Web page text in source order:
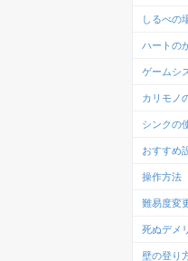
しるべの
ハートの
ゲームシ
カリモノ
シンクの
おすすめ
操作方法
難易度変
死ぬデメ
壁の登り